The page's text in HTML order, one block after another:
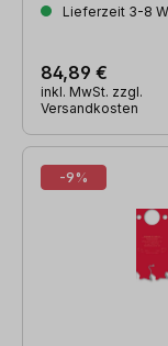
Lieferzeit 3-8
84,89 €
inkl. MwSt. zzgl.
Versandkosten
-9%